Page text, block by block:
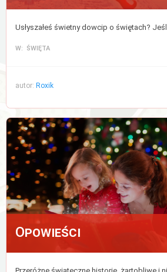
W: ŚWIĘTA
autor: Roxik
Opowieści